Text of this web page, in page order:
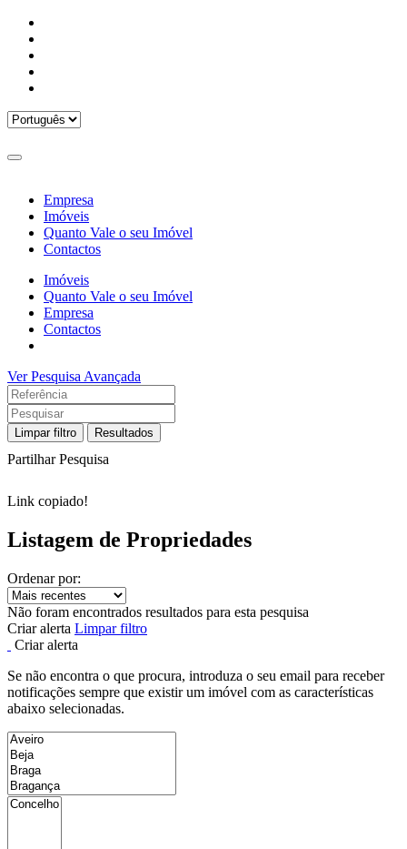
Empresa
Imóveis
Quanto Vale o seu Imóvel
Contactos
Imóveis
Quanto Vale o seu Imóvel
Empresa
Contactos
Ver Pesquisa Avançada
Limpar filtro Resultados
Partilhar Pesquisa
Link copiado!
Listagem de Propriedades
Ordenar por:
Não foram encontrados resultados para esta pesquisa
Criar alerta Limpar filtro
Criar alerta
Se não encontra o que procura, introduza o seu email para receber
notificações sempre que existir um imóvel com as características
abaixo selecionadas.